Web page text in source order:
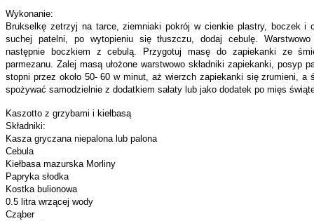
Wykonanie:
Brukselkę zetrzyj na tarce, ziemniaki pokrój w cienkie plastry, boczek i
suchej patelni, po wytopieniu się tłuszczu, dodaj cebulę.
następnie boczkiem z cebulą. Przygotuj masę do zapiekanki ze
parmezanu. Zalej masą ułożone warstwowo składniki zapiekanki, posyp
stopni przez około 50- 60 w minut, aż wierzch zapiekanki się zrumieni, a
spożywać samodzielnie z dodatkiem sałaty lub jako dodatek po mięs
Kaszotto z grzybami i kiełbasą
Składniki:
Kasza gryczana niepalona lub palona
Cebula
Kiełbasa mazurska Morliny
Papryka słodka
Kostka bulionowa
0.5 litra wrzącej wody
Cząber